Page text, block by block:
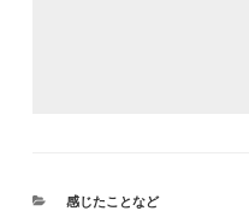
カ
感じたことなど